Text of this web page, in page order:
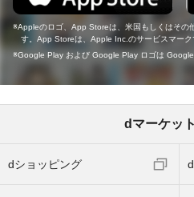
Appleのロゴ、App Storeは、米国もしくはその
す。App Storeは、Apple Inc.のサービスマーク
Google Play および Google Play ロゴは Google
dマーケッ
dショッピング